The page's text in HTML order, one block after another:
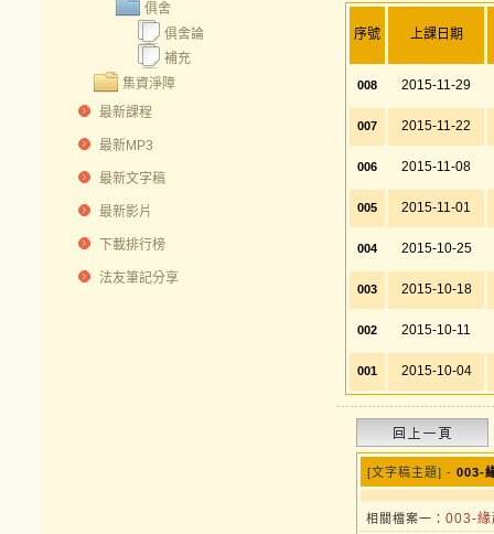
俱舍
俱舍論
補充
集資淨障
最新課程
最新MP3
最新文字稿
最新影片
下載排行榜
法友筆記分享
序號 上課日期
008 2015-11-29
007 2015-11-22
006 2015-11-08
005 2015-11-01
004 2015-10-25
003 2015-10-18
002 2015-10-11
001 2015-10-04
[文字稿主題] - 003-
相關檔案一： 003-